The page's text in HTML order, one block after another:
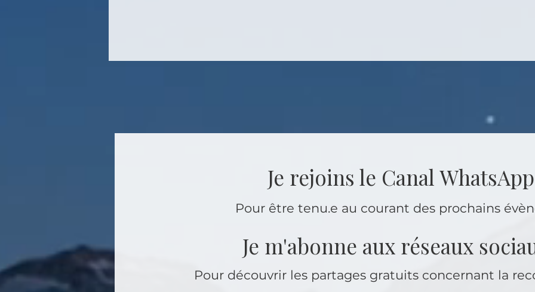
Je rejoins le Canal WhatsApp
Pour être tenu.e au courant des prochains
Je m'abonne aux réseaux
Pour découvrir les partages gratuits concernant la